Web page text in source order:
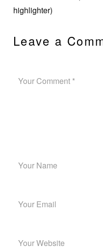
highlighter)
Leave a